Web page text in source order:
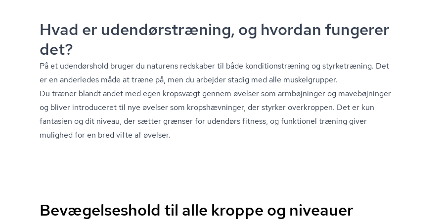
Hvad er uden­dør­stræ­ning, og hvordan fungerer
det?
På et udendørshold bruger du naturens redskaber til både kon­di­tions­træ­ning og styrketræning. Det
er en anderledes måde at træne på, men du arbejder stadig med alle muskelgrupper.
Du træner blandt andet med egen kropsvægt gennem øvelser som armbøjninger og mavebøjninger
og bliver introduceret til nye øvelser som kropshævninger, der styrker overkroppen. Det er kun
fantasien og dit niveau, der sætter grænser for udendørs fitness, og funktionel træning giver
mulighed for en bred vifte af øvelser.
Bevægelseshold til alle kroppe og niveauer